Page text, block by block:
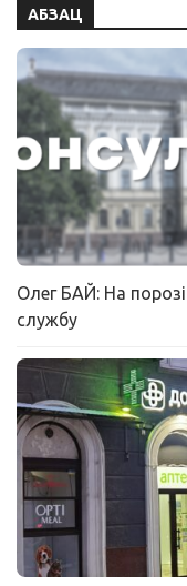
АБЗАЦ
Олег БАЙ: На
службу